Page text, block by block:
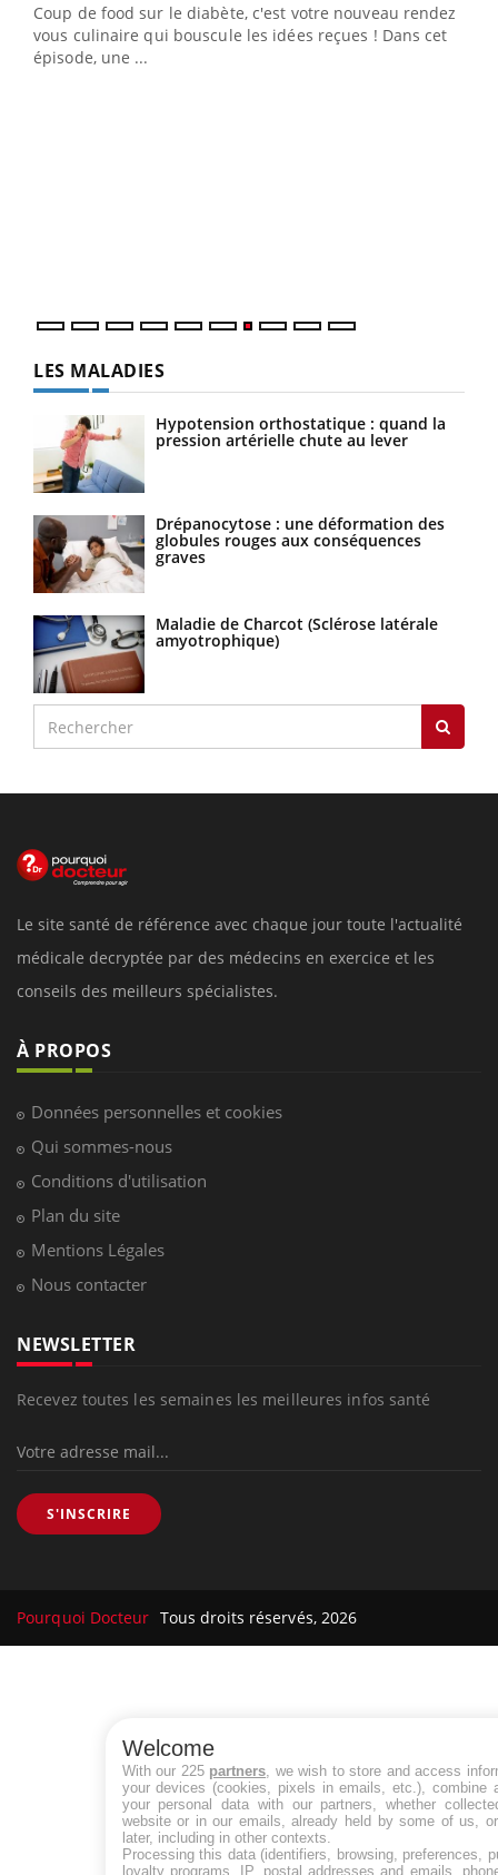
Coup de food sur le diabète, c'est votre nouveau rendez-
vous culinaire qui bouscule les idées reçues ! Dans cet
épisode, une ...
LES MALADIES
Hypotension orthostatique : quand la
pression artérielle chute au lever
Drépanocytose : une déformation des
globules rouges aux conséquences
graves
Maladie de Charcot (Sclérose latérale
amyotrophique)
Le site santé de référence avec chaque jour toute l'actualité
médicale decryptée par des médecins en exercice et les
conseils des meilleurs spécialistes.
À PROPOS
Données personnelles et cookies
Qui sommes-nous
Conditions d'utilisation
Plan du site
Mentions Légales
Nous contacter
NEWSLETTER
Recevez toutes les semaines les meilleures infos santé
S'INSCRIRE
Pourquoi Docteur Tous droits réservés, 2026
Welcome
With our 225 partners , we wish to store and access
your devices (cookies, pixels in emails, etc.), combine
your personal data with our partners, whether
website or in our emails, already held by some of us,
later, including in other contexts.
Processing this data (identifiers, browsing, preferences,
loyalty programs, IP, postal addresses and emails,